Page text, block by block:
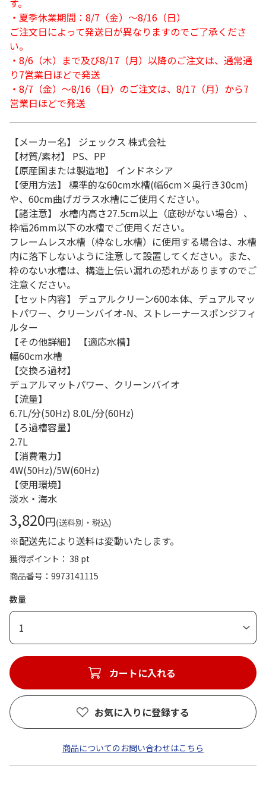
す。
・夏季休業期間：8/7（金）～8/16（日）
ご注文日によって発送日が異なりますのでご了承くださ
い。
・8/6（木）まで及び8/17（月）以降のご注文は、通常通
り7営業日ほどで発送
・8/7（金）～8/16（日）のご注文は、8/17（月）から7
営業日ほどで発送
【メーカー名】 ジェックス 株式会社
【材質/素材】 PS、PP
【原産国または製造地】 インドネシア
【使用方法】 標準的な60cm水槽(幅6cm×奥行き30cm)
や、60cm曲げガラス水槽にご使用ください。
【諸注意】 水槽内高さ27.5cm以上（底砂がない場合）、
枠幅26mm以下の水槽でご使用ください。
フレームレス水槽（枠なし水槽）に使用する場合は、水槽
内に落下しないように注意して設置してください。また、
枠のない水槽は、構造上伝い漏れの恐れがありますのでご
注意ください。
【セット内容】 デュアルクリーン600本体、デュアルマッ
トパワー、クリーンバイオ-N、ストレーナースポンジフィ
ルター
【その他詳細】 【適応水槽】
幅60cm水槽
【交換ろ過材】
デュアルマットパワー、クリーンバイオ
【流量】
6.7L/分(50Hz) 8.0L/分(60Hz)
【ろ過槽容量】
2.7L
【消費電力】
4W(50Hz)/5W(60Hz)
【使用環境】
淡水・海水
3,820円(送料別・税込)
※配送先により送料は変動いたします。
獲得ポイント： 38 pt
商品番号
9973141115
数量
1
カートに入れる
お気に入りに登録する
商品についてのお問い合わせはこちら